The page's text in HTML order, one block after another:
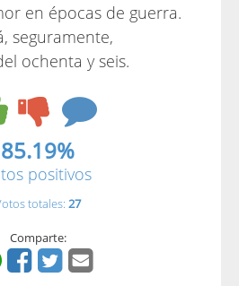
en épocas de guerra.
seguramente,
ochenta y seis.
85.19%
positivos
totales: 27
Comparte: